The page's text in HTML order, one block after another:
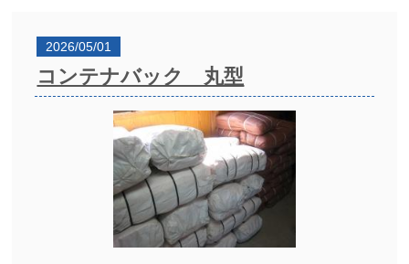
2026/05/01
コンテナバック 丸型